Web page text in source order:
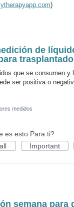
)
de
que se consumen
ser positiva o
medidos
es esto Para ti?
Important
semana para